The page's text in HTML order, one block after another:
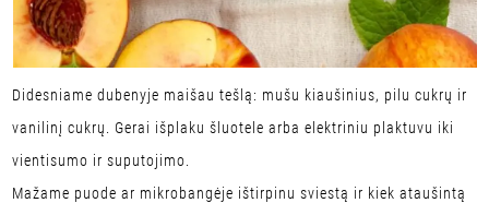
Didesniame dubenyje maišau tešlą: mušu kiaušinius, pilu cukrų ir
vanilinį cukrų. Gerai išplaku šluotele arba elektriniu plaktuvu iki
vientisumo ir suputojimo.
Mažame puode ar mikrobangėje ištirpinu sviestą ir kiek ataušintą